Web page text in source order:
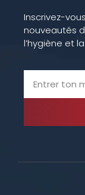
Inscrivez-
nouveautés
l’hygiène et